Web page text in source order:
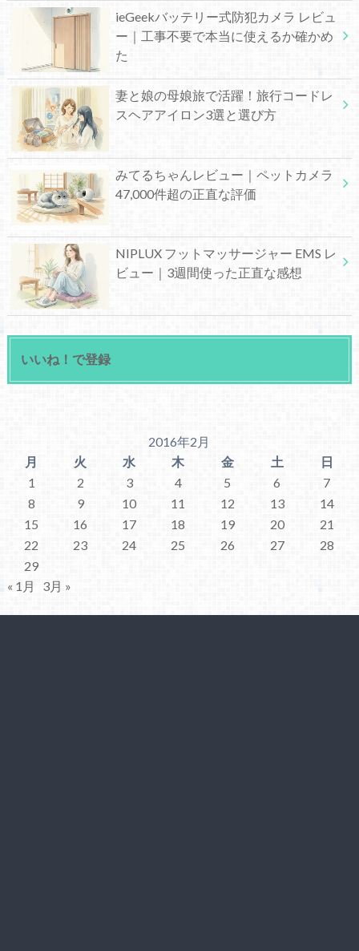
ieGeekバッテリー式防犯カメラ レビュ
ー｜工事不要で本当に使えるか確かめ
た
妻と娘の母娘旅で活躍！旅行コードレ
スヘアアイロン3選と選び方
みてるちゃんレビュー｜ペットカメラ
47,000件超の正直な評価
NIPLUX フットマッサージャー EMS レ
ビュー｜3週間使った正直な感想
いいね！で登録
2016年2月
月
火 水 木 金 土
日
1
2 3 4 5 6
7
8
9 10 11 12 13
14
15
16 17 18 19 20
21
22
23 24 25 26 27
28
29
« 1月
3月 »